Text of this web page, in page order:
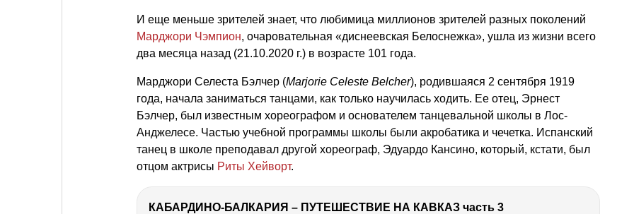
И еще меньше зрителей знает, что любимица миллионов зрителей разных поколений
Марджори Чэмпион, очаровательная «диснеевская Белоснежка», ушла из жизни всего
два месяца назад (21.10.2020 г.) в возрасте 101 года.
Марджори Селеста Бэлчер (Marjorie Celeste Belcher), родившаяся 2 сентября 1919
года, начала заниматься танцами, как только научилась ходить. Ее отец, Эрнест
Бэлчер, был известным хореографом и основателем танцевальной школы в Лос-
Анджелесе. Частью учебной программы школы были акробатика и чечетка. Испанский
танец в школе преподавал другой хореограф, Эдуардо Кансино, который, кстати, был
отцом актрисы Риты Хейворт.
КАБАРДИНО-БАЛКАРИЯ – ПУТЕШЕСТВИЕ НА КАВКАЗ часть 3